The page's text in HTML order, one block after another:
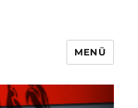
MENÜ